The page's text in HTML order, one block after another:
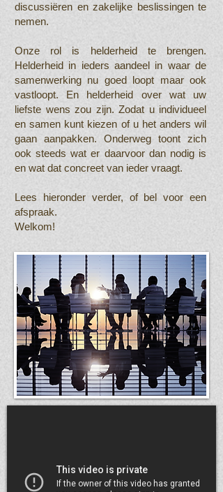
discussiëren en zakelijke beslissingen te
nemen.
Onze rol is helderheid te brengen.
Helderheid in ieders aandeel in waar de
samenwerking nu goed loopt maar ook
vastloopt. En helderheid over wat uw
liefste wens zou zijn. Zodat u individueel
en samen kunt kiezen of u het anders wil
gaan aanpakken. Onderweg toont zich
ook steeds wat er daarvoor dan nodig is
en wat dat concreet van ieder vraagt.
Lees hieronder verder, of bel voor een
afspraak.
Welkom!